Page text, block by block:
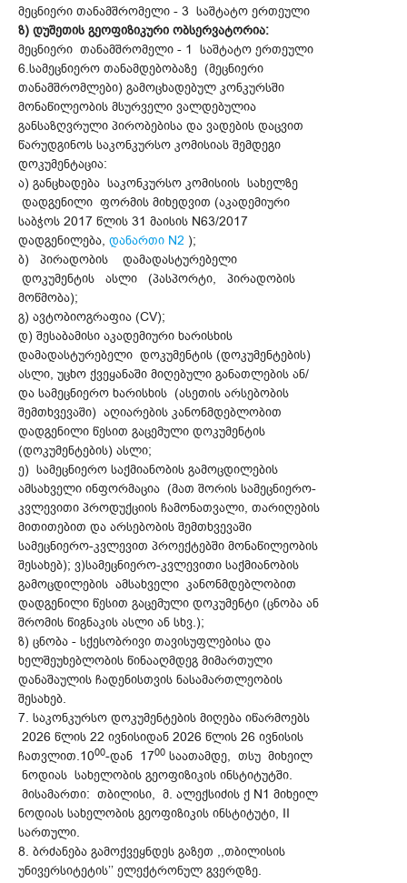
მეცნიერი თანამშრომელი - 3 საშტატო ერთეული
ზ) დუშეთის გეოფიზიკური ობსერვატორია:
მეცნიერი თანამშრომელი - 1 საშტატო ერთეული
6.სამეცნიერო თანამდებობაზე (მეცნიერი
თანამშრომლები) გამოცხადებულ კონკურსში
მონაწილეობის მსურველი ვალდებულია
განსაზღვრული პირობებისა და ვადების დაცვით
წარუდგინოს საკონკურსო კომისიას შემდეგი
დოკუმენტაცია:
ა) განცხადება საკონკურსო კომისიის სახელზე
დადგენილი ფორმის მიხედვით (აკადემიური
საბჭოს 2017 წლის 31 მაისის N63/2017
დადგენილება, დანართი N2 );
ბ) პირადობის დამადასტურებელი
დოკუმენტის ასლი (პასპორტი, პირადობის
მოწმობა);
გ) ავტობიოგრაფია (CV);
დ) შესაბამისი აკადემიური ხარისხის
დამადასტურებელი დოკუმენტის (დოკუმენტების)
ასლი, უცხო ქვეყანაში მიღებული განათლების ან/
და სამეცნიერო ხარისხის (ასეთის არსებობის
შემთხვევაში) აღიარების კანონმდებლობით
დადგენილი წესით გაცემული დოკუმენტის
(დოკუმენტების) ასლი;
ე) სამეცნიერო საქმიანობის გამოცდილების
ამსახველი ინფორმაცია (მათ შორის სამეცნიერო-
კვლევითი პროდუქციის ჩამონათვალი, თარიღების
მითითებით და არსებობის შემთხვევაში
სამეცნიერო-კვლევით პროექტებში მონაწილეობის
შესახებ); ვ)სამეცნიერო-კვლევითი საქმიანობის
გამოცდილების ამსახველი კანონმდებლობით
დადგენილი წესით გაცემული დოკუმენტი (ცნობა ან
შრომის წიგნაკის ასლი ან სხვ.);
ზ) ცნობა - სქესობრივი თავისუფლებისა და
ხელშეუხებლობის წინააღმდეგ მიმართული
დანაშაულის ჩადენისთვის ნასამართლეობის
შესახებ.
7. საკონკურსო დოკუმენტების მიღება იწარმოებს
2026 წლის 22 ივნისიდან 2026 წლის 26 ივნისის
ჩათვლით.1000-დან 1700 საათამდე, თსუ მიხეილ
ნოდიას სახელობის გეოფიზიკის ინსტიტუტში.
მისამართი: თბილისი, მ. ალექსიძის ქ N1 მიხეილ
ნოდიას სახელობის გეოფიზიკის ინსტიტუტი, II
სართული.
8. ბრძანება გამოქვეყნდეს გაზეთ ,,თბილისის
უნივერსიტეტის’’ ელექტრონულ გვერდზე.